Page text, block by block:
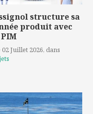
structure sa
produit avec
02 Juillet 2026, dans